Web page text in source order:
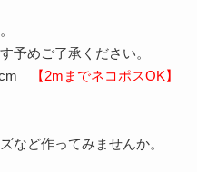
予めご了承ください。
【2mまでネコポスOK】
など作ってみませんか。